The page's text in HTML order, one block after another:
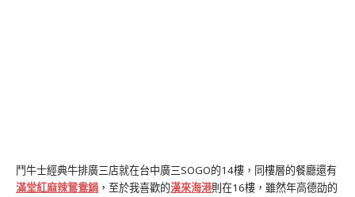
鬥牛士經典牛排廣三店就在台中廣三SOGO的14樓，同樓層的餐廳還有
滿堂紅麻辣鴛鴦鍋 ，至於我喜歡的漢來海港則在16樓，雖然年高德劭的